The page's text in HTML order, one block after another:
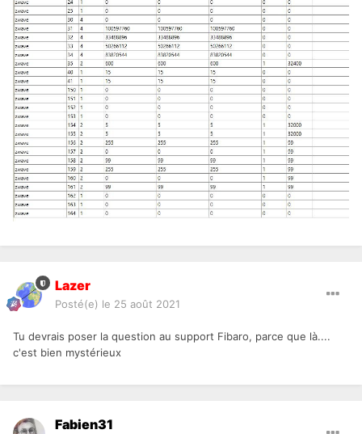
Lazer
Posté(e) le 25 août 2021
Tu devrais poser la question au support Fibaro, parce que là....
c'est bien mystérieux
Fabien31